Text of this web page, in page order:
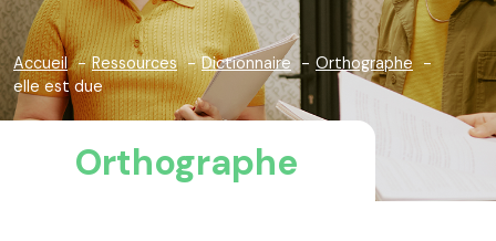
Accueil Ressources Dictionnaire
Orthographe
elle est due
Orthographe